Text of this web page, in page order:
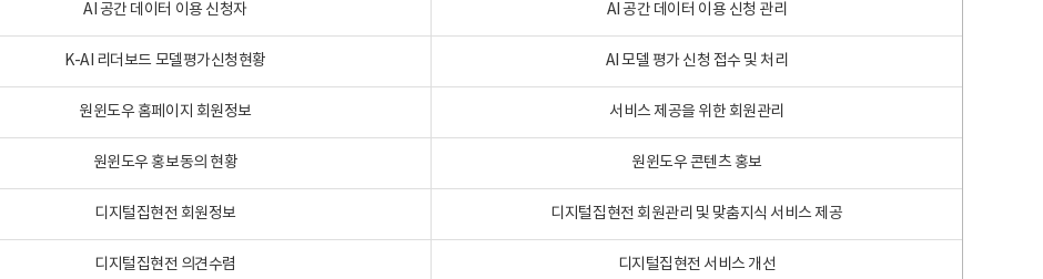
AI 공간 데이터 이용 신청자 AI 공간 데이터 이용 신청 관리
K-AI 리더보드 모델평가신청현황 AI 모델 평가 신청 접수 및 처리
원윈도우 홈페이지 회원정보 서비스 제공을 위한 회원관리
원윈도우 홍보동의 현황 원윈도우 콘텐츠 홍보
디지털집현전 회원정보 디지털집현전 회원관리 및 맞춤지식 서비스 제공
디지털집현전 의견수렴 디지털집현전 서비스 개선